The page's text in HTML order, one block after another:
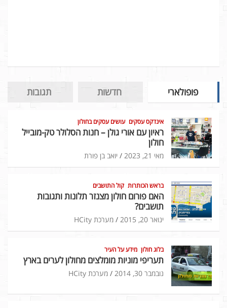
פופולארי חדשות תגובות
אינדקס עסקים עושים עסקים בחולון
ראיון עם אורי גולן – חנות הסלולר טק-מובייל
חולון
מאי 21, 2023 יואב בן פורת
בראש הכותרות קול התושבים
האם פורום חולון מצנזר תלונות ותגובות
תושבים?
ינואר 20, 2015 מערכת HCity
בלוג חולון מידע על העיר
תעריפי מוניות מומלצים מחולון לערים בארץ
נובמבר 30, 2014 מערכת HCity